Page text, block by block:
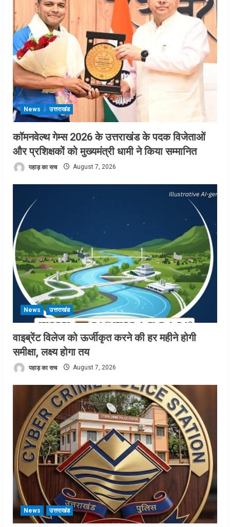
News उत्तराखंड
कॉमनवेल्थ गेम्स 2026 के उत्तराखंड के पदक विजेताओं
और प्रशिक्षकों को मुख्यमंत्री धामी ने किया सम्मानित
पहाड़ का सच August 7, 2026
News उत्तराखंड
वाइब्रेंट विलेज को ऊर्जीकृत करने की हर महीने होगी
समीक्षा, लक्ष्य होगा तय
पहाड़ का सच August 7, 2026
News उत्तराखंड